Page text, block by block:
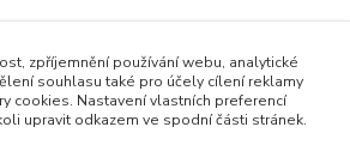
kategoriích
zpříjemnění používání webu, analytické
souhlasu také pro účely cílení reklamy
cookies. Nastavení vlastních preferencí
upravit odkazem ve spodní části stránek.